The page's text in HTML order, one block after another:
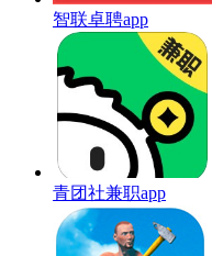
智联卓聘app
青团社兼职app